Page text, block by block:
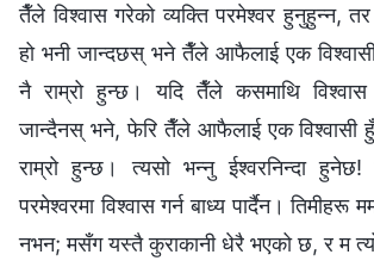
तैँले विश्‍वास गरेको व्यक्ति परमेश्‍वर हुनुहुन्न,
हो भनी जान्दछस् भने तैँले आफैलाई एक विश्‍वासी
नै राम्रो हुन्छ। यदि तैँले कसमाथि
जान्दैनस् भने, फेरि तैँले आफैलाई एक विश्‍वासी हुँ
राम्रो हुन्छ। त्यसो भन्नु ईश्‍वरनिन्दा
परमेश्‍वरमा विश्‍वास गर्न बाध्य पार्दैन। तिमीहरू
नभन; मसँग यस्तै कुराकानी धेरै भएको छ, र म